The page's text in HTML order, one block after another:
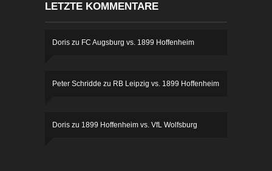
LETZTE KOMMENTARE
Doris zu FC Augsburg vs. 1899 Hoffenheim
Peter Schridde zu RB Leipzig vs. 1899 Hoffenheim
Doris zu 1899 Hoffenheim vs. VfL Wolfsburg